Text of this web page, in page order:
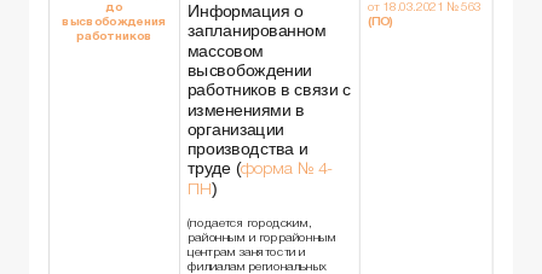
до
высвобождения
работников
Информация о
запланированном
массовом
высвобождении
работников в связи с
изменениями в
организации
производства и
труде (форма № 4-
ПН)
(подается городским,
районным и горрайонным
центрам занятости и
филиалам региональных
от 18.03.2021 № 563
(ПО)